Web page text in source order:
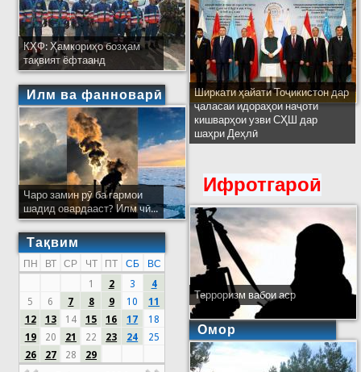
КҲФ: Ҳамкориҳо бозҳам
тақвият ёфтаанд
Илм ва фанноварӣ
Чаро замин рӯ ба гармои
шадид овардааст? Илм чӣ...
Тақвим
ПН ВТ СР ЧТ ПТ СБ
ВС
1
2 3
4
5
6 7 8 9 10
11
12
13 14 15 16 17
18
19
20 21 22 23 24
25
26
27 28 29
Ширкати ҳайати Тоҷикистон дар
ҷаласаи идораҳои наҷоти
кишварҳои узви СҲШ дар
шаҳри Деҳлӣ
Ифротгароӣ
Терроризм вабои аср
Омор